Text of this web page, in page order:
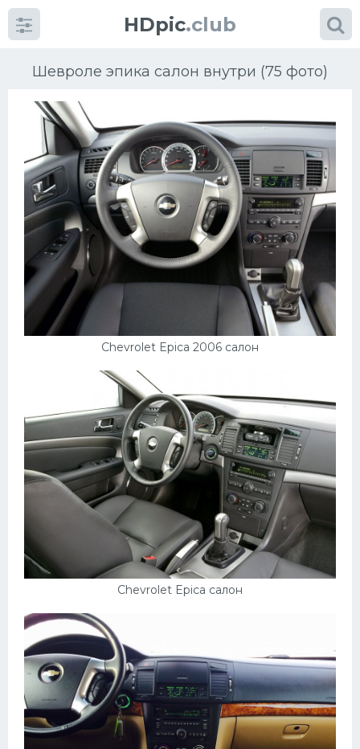
HDpic.club
Шевроле эпика салон внутри (75 фото)
Chevrolet Epica 2006 салон
Chevrolet Epica салон
Категории
Разное
Автомобили
Красивые фото машин
УРАЛ
Ауди
Гараж
Русские авто
МАЗ
Мерседес
Фольксваген
Лексус
Дэу
Скания